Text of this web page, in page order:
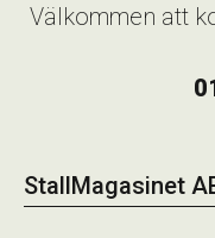
Välkommen att
StallMagasinet